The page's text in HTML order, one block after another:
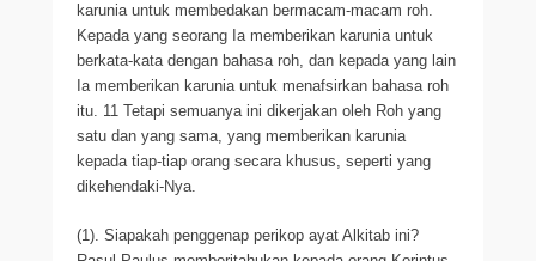
karunia untuk membedakan bermacam-macam roh.
Kepada yang seorang Ia memberikan karunia untuk
berkata-kata dengan bahasa roh, dan kepada yang lain
Ia memberikan karunia untuk menafsirkan bahasa roh
itu. 11 Tetapi semuanya ini dikerjakan oleh Roh yang
satu dan yang sama, yang memberikan karunia
kepada tiap-tiap orang secara khusus, seperti yang
dikehendaki-Nya.
(1). Siapakah penggenap perikop ayat Alkitab ini?